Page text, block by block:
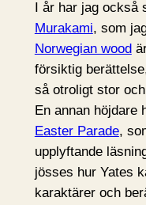
I år har jag
Murakami, som
Norwegian wood
försiktig
så otroligt stor
En annan höjdare
Easter Parade,
upplyftande
jösses hur Yates
karaktärer och